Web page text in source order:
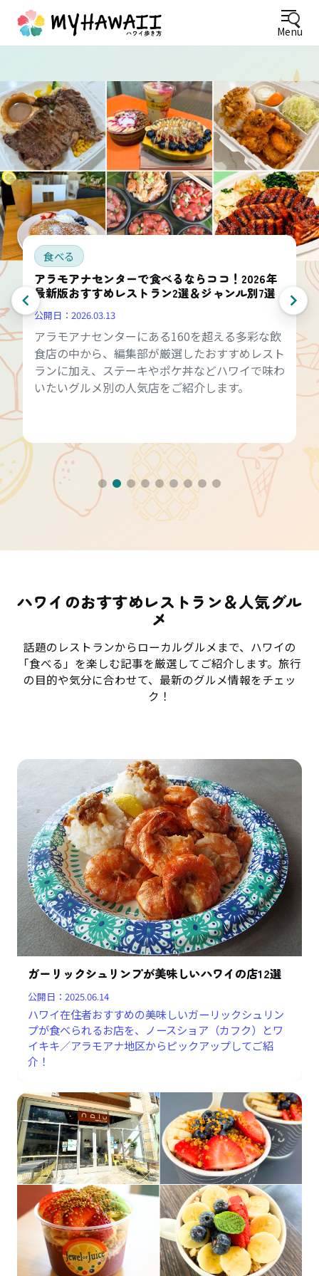
Menu
食べる
アラモアナセンターで食べるならココ！2026年
最新版おすすめレストラン2選＆ジャンル別7選
公開日： 2026.03.13
アラモアナセンターにある160を超える多彩な飲
食店の中から、編集部が厳選したおすすめレスト
ランに加え、ステーキやポケ丼などハワイで味わ
いたいグルメ別の人気店をご紹介します。
ハワイのおすすめレストラン＆人気グル
メ
話題のレストランからローカルグルメまで、ハワイの
「食べる」を楽しむ記事を厳選してご紹介します。旅行
の目的や気分に合わせて、最新のグルメ情報をチェッ
ク！
ガーリックシュリンプが美味しいハワイの店12選
公開日：2025.06.14
ハワイ在住者おすすめの美味しいガーリックシュリン
プが食べられるお店を、ノースショア（カフク）とワ
イキキ／アラモアナ地区からピックアップしてご紹
介！